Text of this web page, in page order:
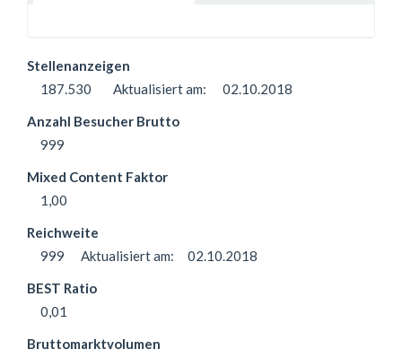
Stellenanzeigen
187.530 Aktualisiert am: 02.10.2018
Anzahl Besucher Brutto
999
Mixed Content Faktor
1,00
Reichweite
999 Aktualisiert am: 02.10.2018
BEST Ratio
0,01
Bruttomarktvolumen